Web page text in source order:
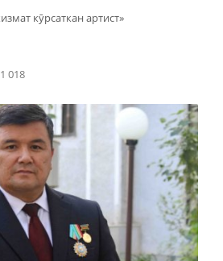
кӯрсаткан артист»
1 018